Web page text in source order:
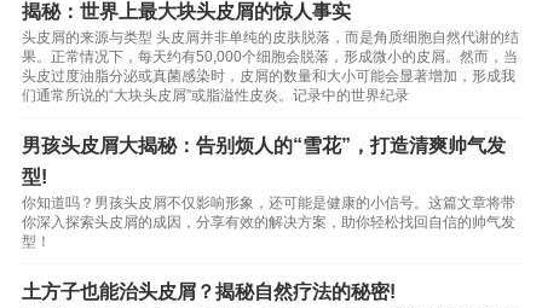
揭秘：世界上最大块头皮屑的惊人事实
头皮屑的来源与类型 头皮屑并非单纯的皮肤脱落，而是角质细胞自然代谢的结
果。正常情况下，每天约有50,000个细胞会脱落，形成微小的皮屑。然而，当
头皮过度油脂分泌或真菌感染时，皮屑的数量和大小可能会显著增加，形成我
们通常所说的“大块头皮屑”或脂溢性皮炎。记录中的世界纪录
男孩头皮屑大揭秘：告别烦人的“雪花”，打造清爽帅气发
型!
你知道吗？男孩头皮屑不仅影响形象，还可能是健康的小信号。这篇文章将带
你深入探索头皮屑的成因，分享有效的解决方案，助你轻松找回自信的帅气发
型！
土方子也能治头皮屑？揭秘自然疗法的秘密!